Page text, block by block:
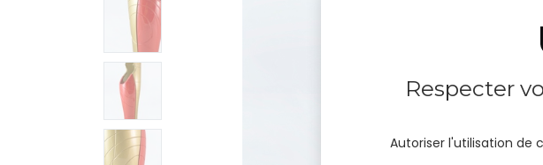
Respecter
Autoriser l'utilisation de